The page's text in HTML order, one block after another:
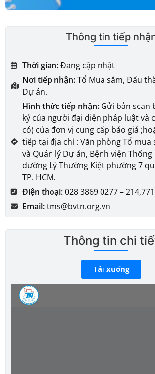
Thông tin tiếp
Thời gian:Đang cập nhật
Nơi tiếp nhận:Tổ Mua sắm, Đấu
Dự án.
Hình thức tiếp nhận: Gửi bản scan
ký của người đại diện pháp luật và
có) của đơn vị cung cấp báo giá
tiếp tại địa chỉ : Văn phòng Tổ mua
và Quản lý Dự án, Bệnh viện Thống
đường Lý Thường Kiệt phường 7
TP. HCM.
Điện thoại:028 3869 0277 – 214,771
Email:tms@bvtn.org.vn
Thông tin chi
Tải xuống